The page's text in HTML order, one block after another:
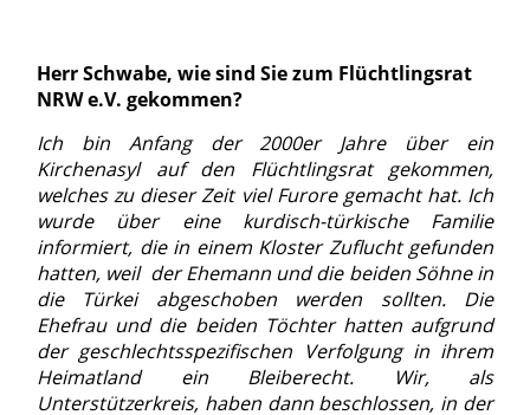
Herr Schwabe, wie sind Sie zum Flüchtlingsrat
NRW e.V. gekommen?
Ich bin Anfang der 2000er Jahre über ein
Kirchenasyl auf den Flüchtlingsrat gekommen,
welches zu dieser Zeit viel Furore gemacht hat. Ich
wurde über eine kurdisch-türkische Familie
informiert, die in einem Kloster Zuflucht gefunden
hatten, weil der Ehemann und die beiden Söhne in
die Türkei abgeschoben werden sollten. Die
Ehefrau und die beiden Töchter hatten aufgrund
der geschlechtsspezifischen Verfolgung in ihrem
Heimatland ein Bleiberecht. Wir, als
Unterstützerkreis, haben dann beschlossen, in der